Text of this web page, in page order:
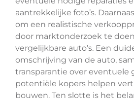
aantrekkelijke foto’s.
om een realistische
door marktonderzoek te
vergelijkbare auto’s. Een
omschrijving van de auto,
transparantie over eventuele
potentiële kopers helpen
bouwen. Ten slotte is het